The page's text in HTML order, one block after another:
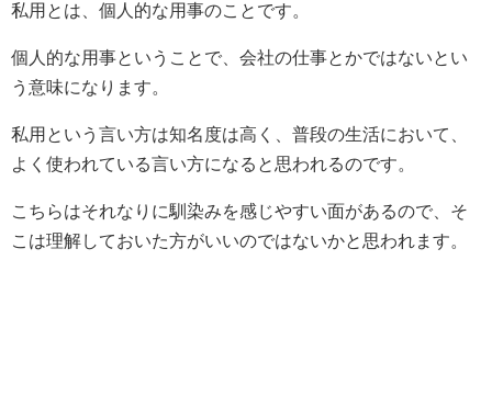
私用とは、個人的な用事のことです。
個人的な用事ということで、会社の仕事とかではないとい
う意味になります。
私用という言い方は知名度は高く、普段の生活において、
よく使われている言い方になると思われるのです。
こちらはそれなりに馴染みを感じやすい面があるので、そ
こは理解しておいた方がいいのではないかと思われます。